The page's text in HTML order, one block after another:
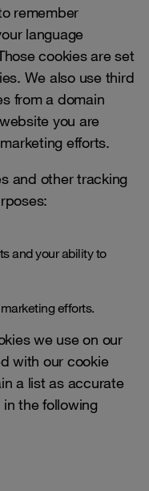
remember
language
cookies are set
We also use third
from a domain
you are
efforts.
and other tracking
and your ability to
efforts.
we use on our
with our cookie
a list as accurate
the following